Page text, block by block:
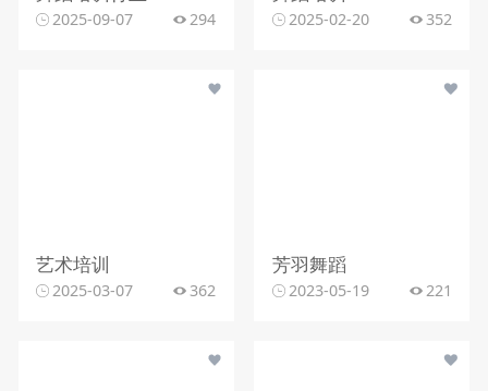
2025-09-07 294 2025-02-20 352
艺术培训
2025-03-07 362
芳羽舞蹈
2023-05-19 221